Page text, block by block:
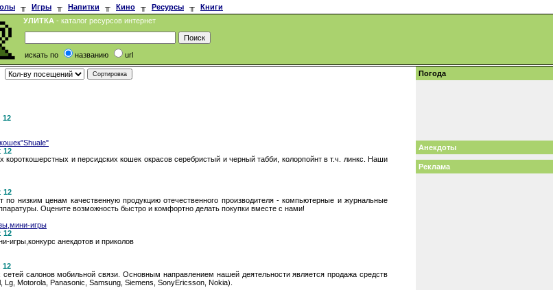
╥ Игры ╥ Напитки ╥ Кино ╥ Ресурсы ╥
Книги
УЛИТКА - каталог ресурсов интернет
искать по названию url
12
12
короткошерстных и персидских кошек окрасов серебристый и черный табби, колорпойнт в т.ч. линкс. Наши
12
по низким ценам качественную продукцию отечественного производителя - компьютерные и журнальные
Оцените возможность быстро и комфортно делать покупки вместе с нами!
игры
12
игры,конкурс анекдотов и приколов
12
салонов мобильной связи. Основным направлением нашей деятельности является продажа средств
Motorola, Panasonic, Samsung, Siemens, SonyEricsson, Nokia).
Погода
Анекдоты
Реклама